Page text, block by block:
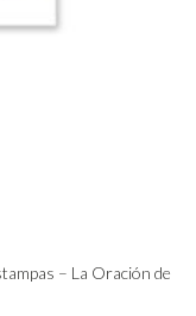
– La Oración de